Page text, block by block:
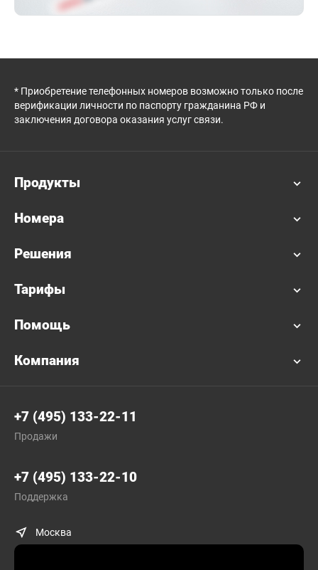
* Приобретение телефонных номеров возможно только после
верификации личности по паспорту гражданина РФ и
заключения договора оказания услуг связи.
Продукты
Номера
Решения
Тарифы
Помощь
Компания
+7 (495) 133-22-11
Продажи
+7 (495) 133-22-10
Поддержка
Москва